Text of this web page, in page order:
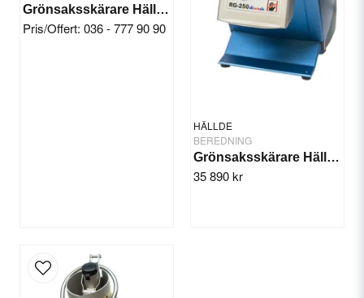
Grönsaksskärare Hällde RG-7
Pris/Offert: 036 - 777 90 90
HÄLLDE
BEREDNING
Grönsaksskärare Hällde RG-250 diwash 3-fas
35 890 kr